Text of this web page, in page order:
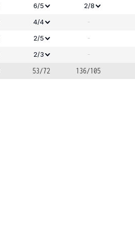
6/5
2/8
4/4 -
2/5 -
2/3
-
53/72 136/105